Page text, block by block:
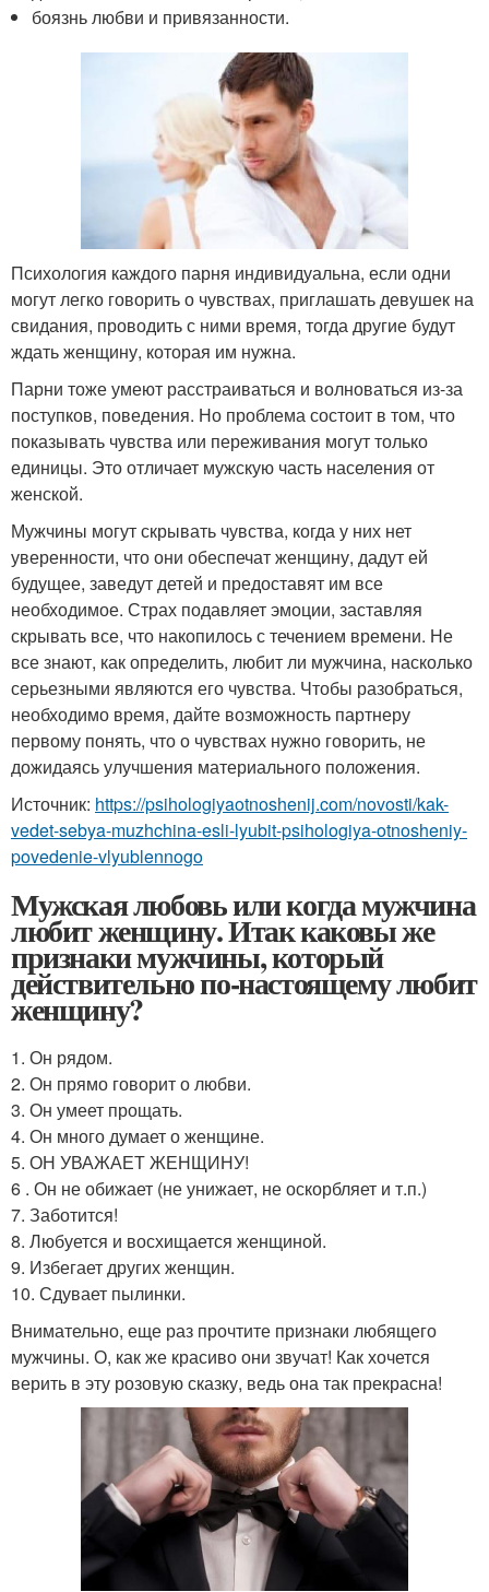
боязнь любви и привязанности.
Психология каждого парня индивидуальна, если одни
могут легко говорить о чувствах, приглашать девушек на
свидания, проводить с ними время, тогда другие будут
ждать женщину, которая им нужна.
Парни тоже умеют расстраиваться и волноваться из-за
поступков, поведения. Но проблема состоит в том, что
показывать чувства или переживания могут только
единицы. Это отличает мужскую часть населения от
женской.
Мужчины могут скрывать чувства, когда у них нет
уверенности, что они обеспечат женщину, дадут ей
будущее, заведут детей и предоставят им все
необходимое. Страх подавляет эмоции, заставляя
скрывать все, что накопилось с течением времени. Не
все знают, как определить, любит ли мужчина, насколько
серьезными являются его чувства. Чтобы разобраться,
необходимо время, дайте возможность партнеру
первому понять, что о чувствах нужно говорить, не
дожидаясь улучшения материального положения.
Источник: https://psihologiyaotnoshenij.com/novosti/kak-
vedet-sebya-muzhchina-esli-lyubit-psihologiya-otnosheniy-
povedenie-vlyublennogo
Мужская любовь или когда мужчина
любит женщину. Итак каковы же
признаки мужчины, который
действительно по-настоящему любит
женщину?
1. Он рядом.
2. Он прямо говорит о любви.
3. Он умеет прощать.
4. Он много думает о женщине.
5. ОН УВАЖАЕТ ЖЕНЩИНУ!
6 . Он не обижает (не унижает, не оскорбляет и т.п.)
7. Заботится!
8. Любуется и восхищается женщиной.
9. Избегает других женщин.
10. Сдувает пылинки.
Внимательно, еще раз прочтите признаки любящего
мужчины. О, как же красиво они звучат! Как хочется
верить в эту розовую сказку, ведь она так прекрасна!